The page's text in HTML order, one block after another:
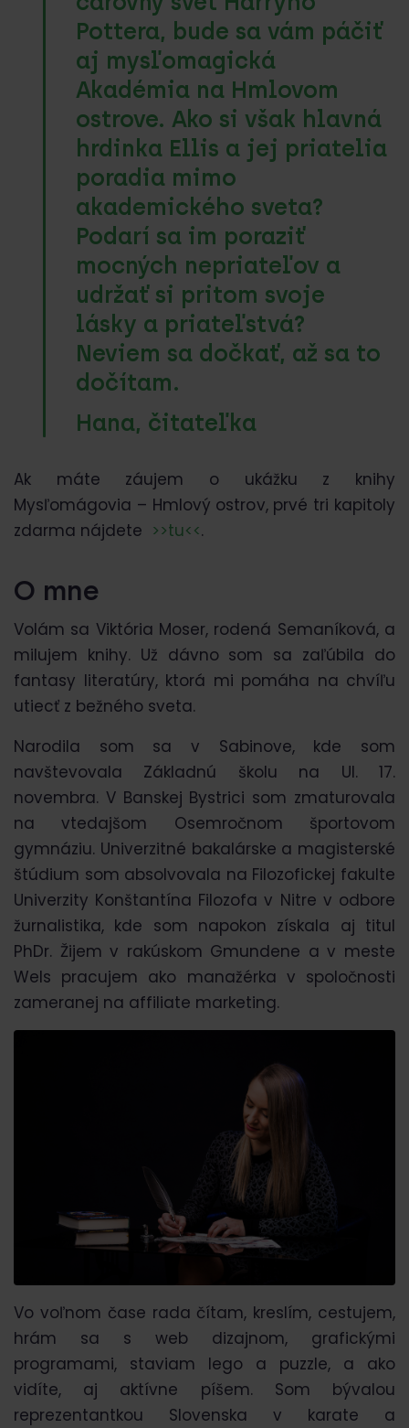
Pottera, bude sa vám páčiť
aj mysľomagická
Akadémia na Hmlovom
ostrove. Ako si však hlavná
hrdinka Ellis a jej priatelia
poradia mimo
akademického sveta?
Podarí sa im poraziť
mocných nepriateľov a
udržať si pritom svoje
lásky a priateľstvá?
Neviem sa dočkať, až sa to
dočítam.
Hana, čitateľka
Ak máte záujem o ukážku z knihy
Mysľomágovia – Hmlový ostrov, prvé tri kapitoly
zdarma nájdete >>tu<<.
O mne
Volám sa Viktória Moser, rodená Semaníková, a
milujem knihy. Už dávno som sa zaľúbila do
fantasy literatúry, ktorá mi pomáha na chvíľu
utiecť z bežného sveta.
Narodila som sa v Sabinove, kde som
navštevovala Základnú školu na Ul. 17.
novembra. V Banskej Bystrici som zmaturovala
na vtedajšom Osemročnom športovom
gymnáziu. Univerzitné bakalárske a magisterské
štúdium som absolvovala na Filozofickej fakulte
Univerzity Konštantína Filozofa v Nitre v odbore
žurnalistika, kde som napokon získala aj titul
PhDr. Žijem v rakúskom Gmundene a v meste
Wels pracujem ako manažérka v spoločnosti
zameranej na affiliate marketing.
Vo voľnom čase rada čítam, kreslím, cestujem,
hrám sa s web dizajnom, grafickými
programami, staviam lego a puzzle, a ako
vidíte, aj aktívne píšem. Som bývalou
reprezentantkou Slovenska v karate a